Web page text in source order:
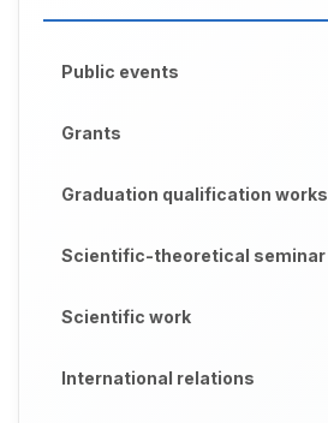
Public events
Grants
Graduation qualification works
Scientific-theoretical seminar
Scientific work
International relations